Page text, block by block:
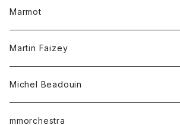
ベスト
ポロシャツ
ロングスリーブTシャツ
Tシャツ
トップス
Tシャツ
Marmot
Martin Faizey
ベルト
Michel Beadouin
トップス
mmorchestra